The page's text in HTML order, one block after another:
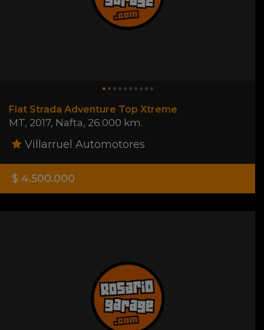
Fiat Strada Adventure Top Xtreme
MT, 2017, Nafta, 26.000 km.
Villarruel Automotores
$ 4.500.000